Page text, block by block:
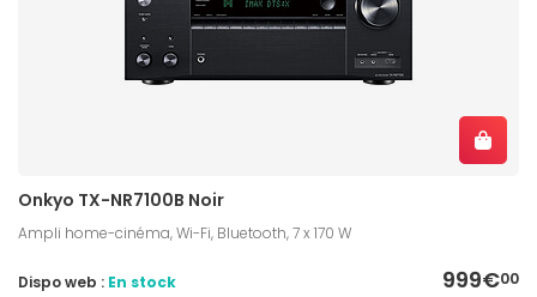
Onkyo TX-NR7100B Noir
Ampli home-cinéma, Wi-Fi, Bluetooth, 7 x 170 W
999€00
Dispo web : En stock